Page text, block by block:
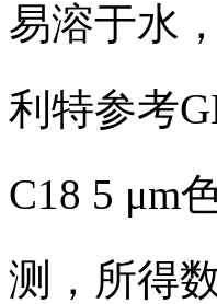
易溶于水
利特参考
C18 5 μm
测，所得